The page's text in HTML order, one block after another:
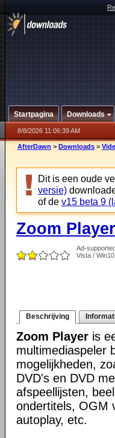
Startpagina Downloads
8/8/2026 11:06:39 AM
AfterDawn > Downloads >
Dit is een oude
versie)
of de v15 beta 9
Zoom
Ad-
Vista /
Beschrijving
Zoom Player is
multimediaspeler
mogelijkheden,
DVD's en DVD
afspeellijsten,
ondertitels, OGM
autoplay, etc.